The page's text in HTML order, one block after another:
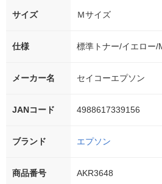
サイズ Ｍサイズ
仕様 標準トナー/イエロー/
メーカー名 セイコーエプソン
JANコード 4988617339156
ブランド エプソン
商品番号 AKR3648